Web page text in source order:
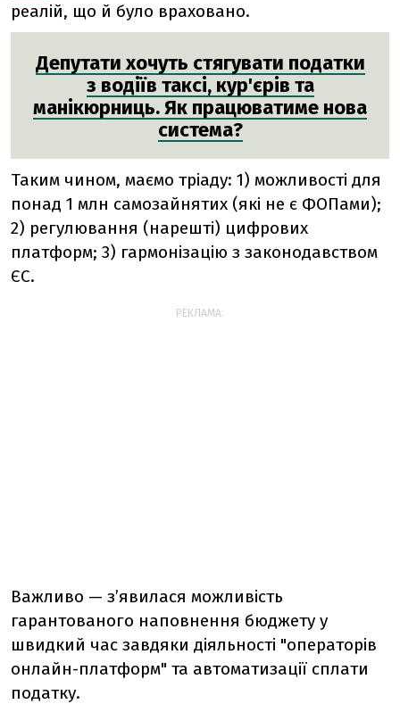
реалій, що й було враховано.
Депутати хочуть стягувати податки
з водіїв таксі, кур'єрів та
манікюрниць. Як працюватиме нова
система?
Таким чином, маємо тріаду: 1) можливості для
понад 1 млн самозайнятих (які не є ФОПами);
2) регулювання (нарешті) цифрових
платформ; 3) гармонізацію з законодавством
ЄС.
РЕКЛАМА:
Важливо — з’явилася можливість
гарантованого наповнення бюджету у
швидкий час завдяки діяльності "операторів
онлайн-платформ" та автоматизації сплати
податку.